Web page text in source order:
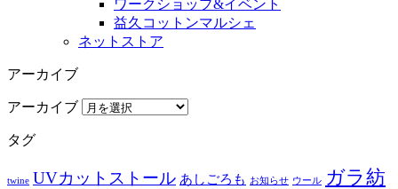
ワークショップ&イベント
益久コットンマルシェ
ネットストア
アーカイブ
アーカイブ
タグ
twine UVカットストール あしごろも お知らせ ウール ガラ紡